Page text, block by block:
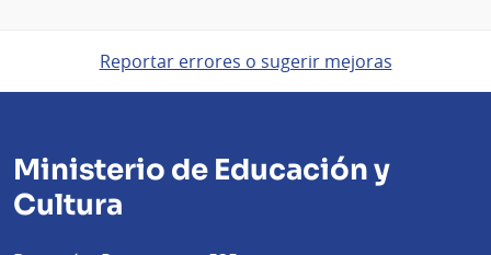
Reportar errores o sugerir mejoras
Ministerio de Educación y
Cultura